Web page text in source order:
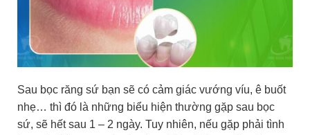
Sau bọc răng sứ bạn sẽ có cảm giác vướng víu, ê buốt
nhẹ… thì đó là những biểu hiện thường gặp sau bọc
sứ, sẽ hết sau 1 – 2 ngày. Tuy nhiên, nếu gặp phải tình